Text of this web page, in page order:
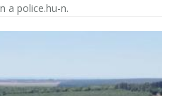
a police.hu-n.